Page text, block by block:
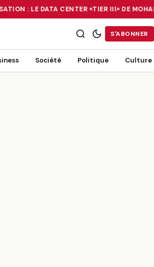
: LE DATA CENTER «TIER III» DE
CENTER «TIER III» DE MOHAMMADIA, UN
S'ABONNER
Société Politique Culture